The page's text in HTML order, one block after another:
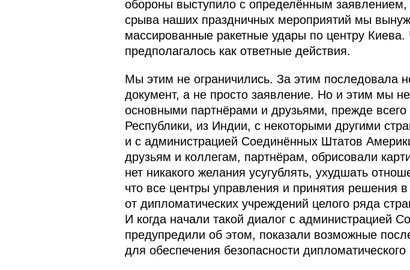
обороны выступило с определённым
срыва наших праздничных мероприятий мы
массированные ракетные удары по центру
предполагалось как ответные действия.
Мы этим не ограничились. За этим последовала
документ, а не просто заявление. Но и этим мы
основными партнёрами и друзьями, прежде
Республики, из Индии, с некоторыми другими
и с администрацией Соединённых Штатов
друзьям и коллегам, партнёрам, обрисовали
нет никакого желания усугублять, ухудшать
что все центры управления и принятия решения
от дипломатических учреждений целого ряда
И когда начали такой диалог с администрацией
предупредили об этом, показали возможные
для обеспечения безопасности